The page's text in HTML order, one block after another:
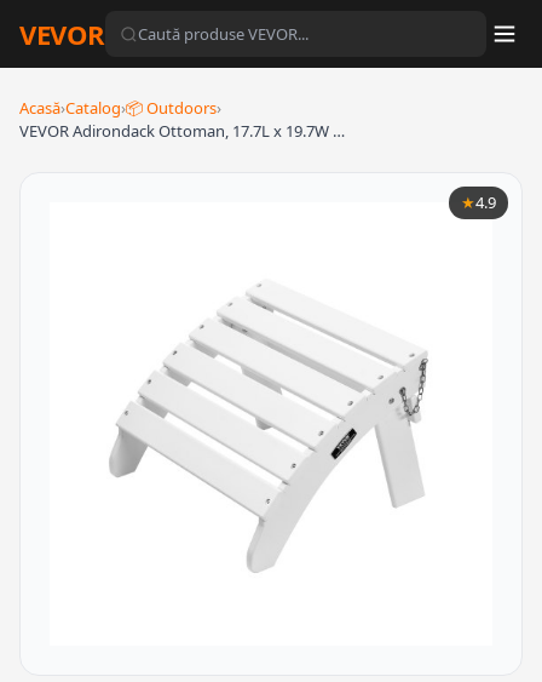
VEVOR
Acasă›Catalog›📦 Outdoors›
VEVOR Adirondack Ottoman, 17.7L x 19.7W …
★4.9